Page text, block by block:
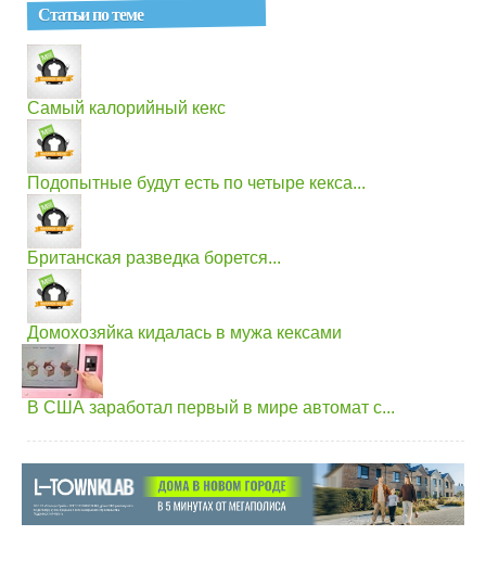
Статьи по теме
Самый калорийный кекс
Подопытные будут есть по четыре кекса...
Британская разведка борется...
Домохозяйка кидалась в мужа кексами
В США заработал первый в мире автомат с...